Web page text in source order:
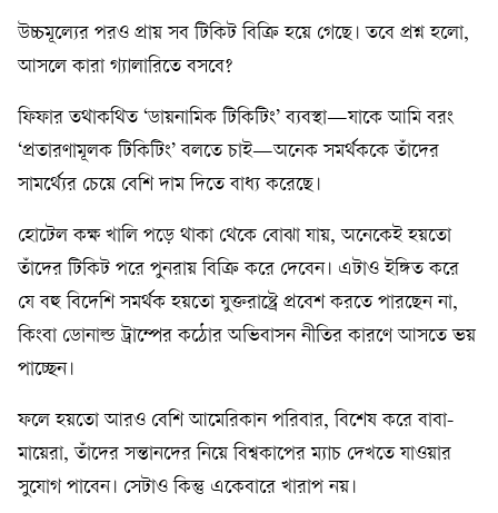
উচ্চমূল্যের পরও প্রায় সব টিকিট বিক্রি হয়ে গেছে। তবে প্রশ্ন হলো,
আসলে কারা গ্যালারিতে বসবে?
ফিফার তথাকথিত ‘ডায়নামিক টিকিটিং’ ব্যবস্থা—যাকে আমি বরং
‘প্রতারণামূলক টিকিটিং’ বলতে চাই—অনেক সমর্থককে তাঁদের
সামর্থ্যের চেয়ে বেশি দাম দিতে বাধ্য করেছে।
হোটেল কক্ষ খালি পড়ে থাকা থেকে বোঝা যায়, অনেকেই হয়তো
তাঁদের টিকিট পরে পুনরায় বিক্রি করে দেবেন। এটাও ইঙ্গিত করে
যে বহু বিদেশি সমর্থক হয়তো যুক্তরাষ্ট্রে প্রবেশ করতে পারছেন না,
কিংবা ডোনাল্ড ট্রাম্পের কঠোর অভিবাসন নীতির কারণে আসতে ভয়
পাচ্ছেন।
ফলে হয়তো আরও বেশি আমেরিকান পরিবার, বিশেষ করে বাবা-
মায়েরা, তাঁদের সন্তানদের নিয়ে বিশ্বকাপের ম্যাচ দেখতে যাওয়ার
সুযোগ পাবেন। সেটাও কিন্তু একেবারে খারাপ নয়।